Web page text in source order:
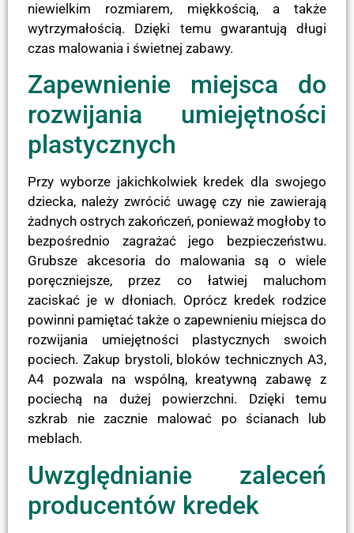
niewielkim rozmiarem, miękkością, a także
wytrzymałością. Dzięki temu gwarantują długi
czas malowania i świetnej zabawy.
Zapewnienie miejsca do
rozwijania umiejętności
plastycznych
Przy wyborze jakichkolwiek kredek dla swojego
dziecka, należy zwrócić uwagę czy nie zawierają
żadnych ostrych zakończeń, ponieważ mogłoby to
bezpośrednio zagrażać jego bezpieczeństwu.
Grubsze akcesoria do malowania są o wiele
poręczniejsze, przez co łatwiej maluchom
zaciskać je w dłoniach. Oprócz kredek rodzice
powinni pamiętać także o zapewnieniu miejsca do
rozwijania umiejętności plastycznych swoich
pociech. Zakup brystoli, bloków technicznych A3,
A4 pozwala na wspólną, kreatywną zabawę z
pociechą na dużej powierzchni. Dzięki temu
szkrab nie zacznie malować po ścianach lub
meblach.
Uwzględnianie zaleceń
producentów kredek